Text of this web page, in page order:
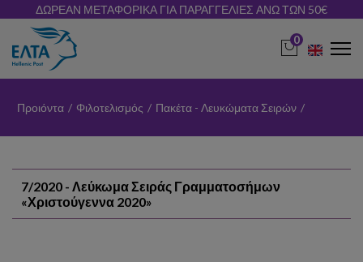
ΔΩΡΕΑΝ ΜΕΤΑΦΟΡΙΚΑ ΓΙΑ ΠΑΡΑΓΓΕΛΙΕΣ ΑΝΩ ΤΩΝ 50€
0
Προιόντα / Φιλοτελισμός / Πακέτα - Λευκώματα Σειρών /
7/2020 - Λεύκωμα Σειράς Γραμματοσήμων
«Χριστούγεννα 2020»